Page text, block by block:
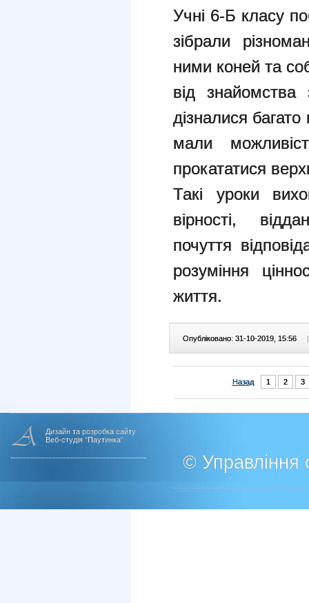
Учні 6-Б класу
зібрали
ними коней та
від
дізналися багато
мали
прокататися
Такі уроки
вірності,
почуття
розуміння
життя.
Опубліковано: 31-10-2019, 15:56 |
Назад 1 2 3
Дизайн та розробка сайту
Веб-студія "Паутинка"
© Управління